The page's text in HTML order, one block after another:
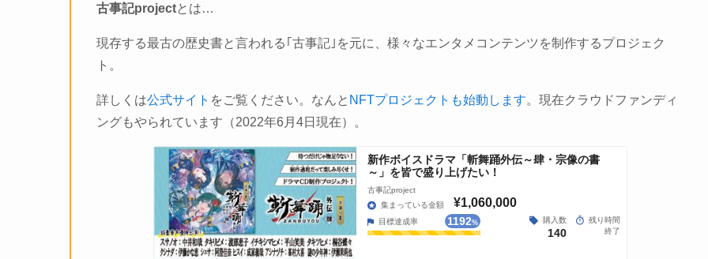
古事記projectとは…
現存する最古の歴史書と言われる｢古事記｣を元に、様々なエンタメコンテンツを制作するプロジェク
ト。
詳しくは公式サイト をご覧ください。なんと NFTプロジェクトも始動します。現在クラウドファンディ
ングもやられています（2022年6月4日現在）。